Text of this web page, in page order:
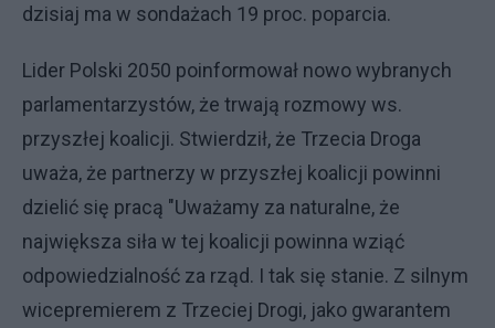
dzisiaj ma w sondażach 19 proc. poparcia.
Lider Polski 2050 poinformował nowo wybranych
parlamentarzystów, że trwają rozmowy ws.
przyszłej koalicji. Stwierdził, że Trzecia Droga
uważa, że partnerzy w przyszłej koalicji powinni
dzielić się pracą "Uważamy za naturalne, że
największa siła w tej koalicji powinna wziąć
odpowiedzialność za rząd. I tak się stanie. Z silnym
wicepremierem z Trzeciej Drogi, jako gwarantem